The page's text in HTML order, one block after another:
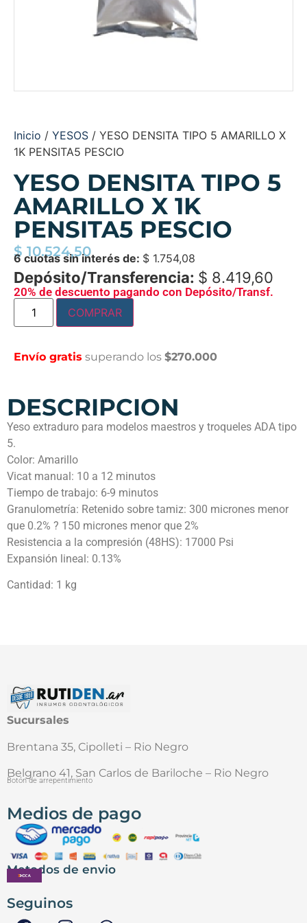
Inicio / YESOS / YESO DENSITA TIPO 5 AMARILLO X
1K PENSITA5 PESCIO
YESO DENSITA TIPO 5
AMARILLO X 1K
PENSITA5 PESCIO
$ 10.524,50
6 cuotas sin interés de: $ 1.754,08
Depósito/Transferencia: $ 8.419,60
20% de descuento pagando con Depósito/Transf.
COMPRAR
Envío gratis superando los $270.000
DESCRIPCION
Yeso extraduro para modelos maestros y troqueles ADA tipo
5.
Color: Amarillo
Vicat manual: 10 a 12 minutos
Tiempo de trabajo: 6-9 minutos
Granulometría: Retenido sobre tamiz: 300 micrones menor
que 0.2% ? 150 micrones menor que 2%
Resistencia a la compresión (48HS): 17000 Psi
Expansión lineal: 0.13%
Cantidad: 1 kg
Sucursales
Brentana 35, Cipolleti – Rio Negro
Belgrano 41, San Carlos de Bariloche – Rio Negro
Botón de arrepentimiento
Medios de pago
Metodos de envio
Seguinos